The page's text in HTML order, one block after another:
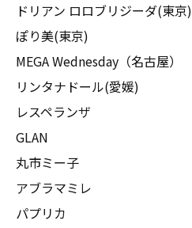
ドリアン ロロブリジーダ(東京)
ぽり美(東京)
MEGA Wednesday（名古屋）
リンタナドール(愛媛)
レスペランザ
GLAN
丸市ミー子
アブラマミレ
パプリカ